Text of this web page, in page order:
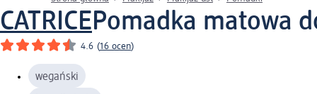
CATRICEPomadka matowa
4.6 (16 ocen)
wegański